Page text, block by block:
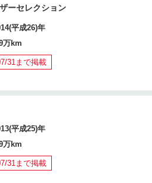
ーセレクション
平成26)年
万km
31まで掲載
平成25)年
万km
31まで掲載